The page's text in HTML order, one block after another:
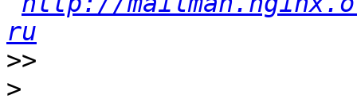
ru
>>
>